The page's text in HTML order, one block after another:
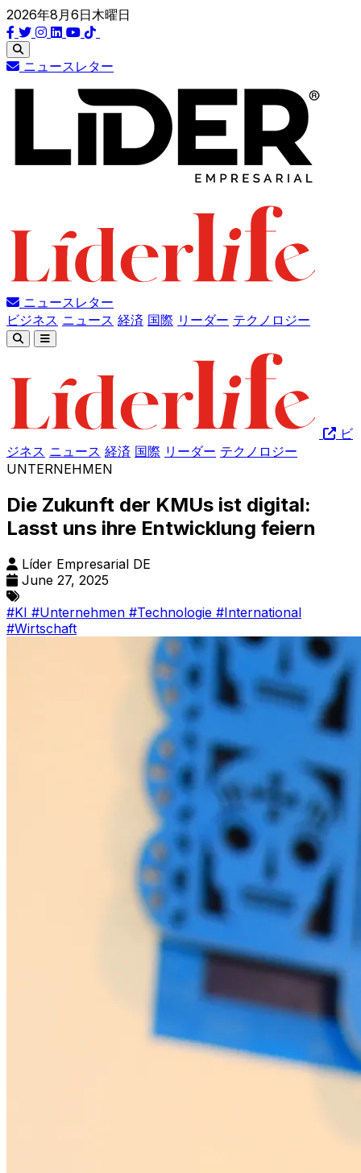
2026年8月6日木曜日
ニュースレター
ニュースレター
ビジネス ニュース 経済 国際 リーダー テクノロジー
ビ
ジネス ニュース 経済 国際 リーダー テクノロジー
UNTERNEHMEN
Die Zukunft der KMUs ist digital:
Lasst uns ihre Entwicklung feiern
Líder Empresarial DE
June 27, 2025
#KI #Unternehmen #Technologie #International
#Wirtschaft